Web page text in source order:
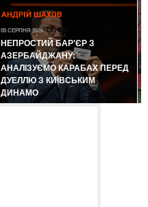
АНДРІЙ ШАХОВ
05 СЕРПНЯ 2026
НЕПРОСТИЙ БАР'ЄР З
АЗЕРБАЙДЖАНУ:
АНАЛІЗУЄМО КАРАБАХ ПЕРЕД
ДУЕЛЛЮ З КИЇВСЬКИМ
ДИНАМО